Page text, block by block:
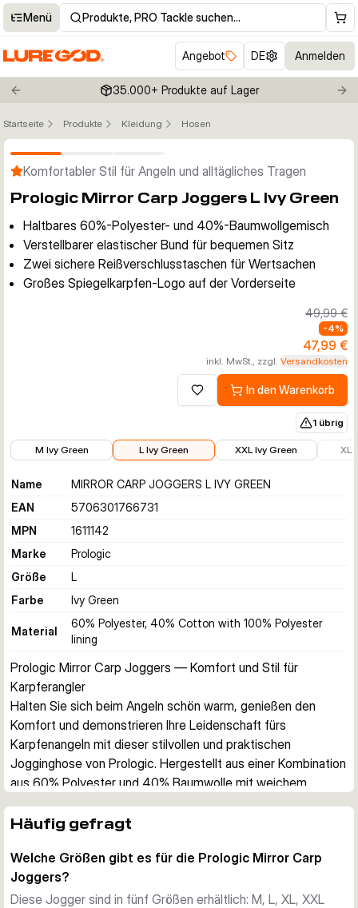
Menü Produkte, PRO Tackle suchen…
Angebot DE Anmelden
Previous slide 35.000+ Produkte auf Lager
Startseite Produkte Kleidung Hosen
Klicken um Zoom zu aktivieren
Komfortabler Stil für Angeln und alltägliches Tragen
Prologic Mirror Carp Joggers L Ivy Green
Haltbares 60%-Polyester- und 40%-Baumwollgemisch
Verstellbarer elastischer Bund für bequemen Sitz
Zwei sichere Reißverschlusstaschen für Wertsachen
Großes Spiegelkarpfen-Logo auf der Vorderseite
49,99 €
-4%
47,99 €
inkl. MwSt., zzgl. Versandkosten
Zur Wunschliste hinzufügen
In den Warenkorb
1 übrig
M Ivy Green
L Ivy Green
XXL Ivy Green
49,99
XL
Name
MIRROR CARP JOGGERS L IVY GREEN
EAN
5706301766731
MPN
1611142
Marke
Prologic
Größe
L
Farbe
Ivy Green
Material
60% Polyester, 40% Cotton with 100% Polyester
lining
Prologic Mirror Carp Joggers — Komfort und Stil für
Karpferangler
Halten Sie sich beim Angeln schön warm, genießen den
Komfort und demonstrieren Ihre Leidenschaft fürs
Karpfenangeln mit dieser stilvollen und praktischen
Jogginghose von Prologic. Hergestellt aus einer Kombination
aus 60% Polyester und 40% Baumwolle mit weichem
Tage am Angelplatz.
Die Jogger kombinieren ein Polyester- und
Baumwollgemisch mit weichem Polyesterfutter für Komfort
in jeder Jahreszeit. Das große Spiegelkarpfen-Logo ist auf
Häufig gefragt
Welche Größen gibt es für die Prologic Mirror Carp
Joggers?
Diese Jogger sind in fünf Größen erhältlich: M, L, XL, XXL